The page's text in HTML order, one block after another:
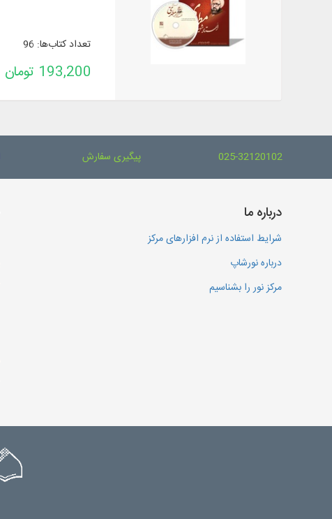
تعداد کتاب‌ها: 96
193,200 تومان
025-32120102 پیگیری سفارش
درباره ما
شرایط استفاده از نرم افزارهای مرکز
درباره نورشاپ
مرکز نور را بشناسیم